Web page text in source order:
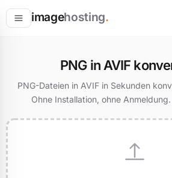
imagehosting.
Größe ändern
PNG in AVIF
PNG-Dateien in AVIF in Sekunden
Ohne Installation, ohne